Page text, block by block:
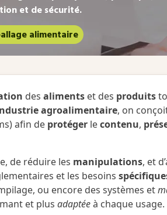
et desécurité.
alimentaire
des aliments et des produits
agroalimentaire, on
afin de protéger lecontenu,
de réduire les manipulations, et
et les besoins
ou encore des systèmes et
et plus adaptéeà chaque usage.